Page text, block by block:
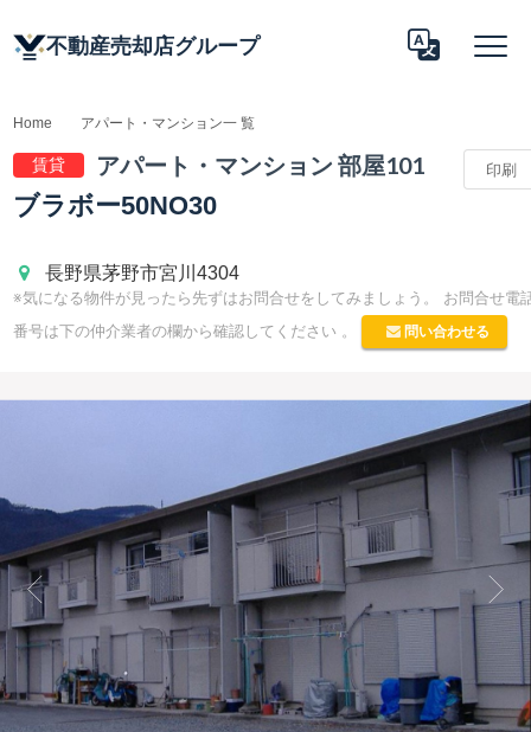
不動産売却店グループ
Translate
Home アパート・マンション一 覧
印刷
賃貸 アパート・マンション 部屋101
ブラボー50NO30
長野県茅野市宮川4304
※気になる物件が見ったら先ずはお問合せをしてみましょう。 お問合せ電
番号は下の仲介業者の欄から確認してください 。
問い合わせる